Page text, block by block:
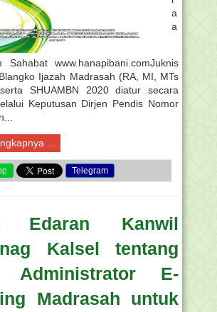
a
a
Sahabat www.hanapibani.comJuknis
Ijazah Madrasah (RA, MI, MTs
SHUAMBN 2020 diatur secara
Keputusan Dirjen Pendis Nomor
...
Telegram
Edaran Kanwil
Kalsel tentang
Administrator E-
Madrasah untuk